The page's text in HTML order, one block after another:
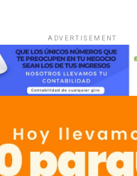
ADVERTISEMENT